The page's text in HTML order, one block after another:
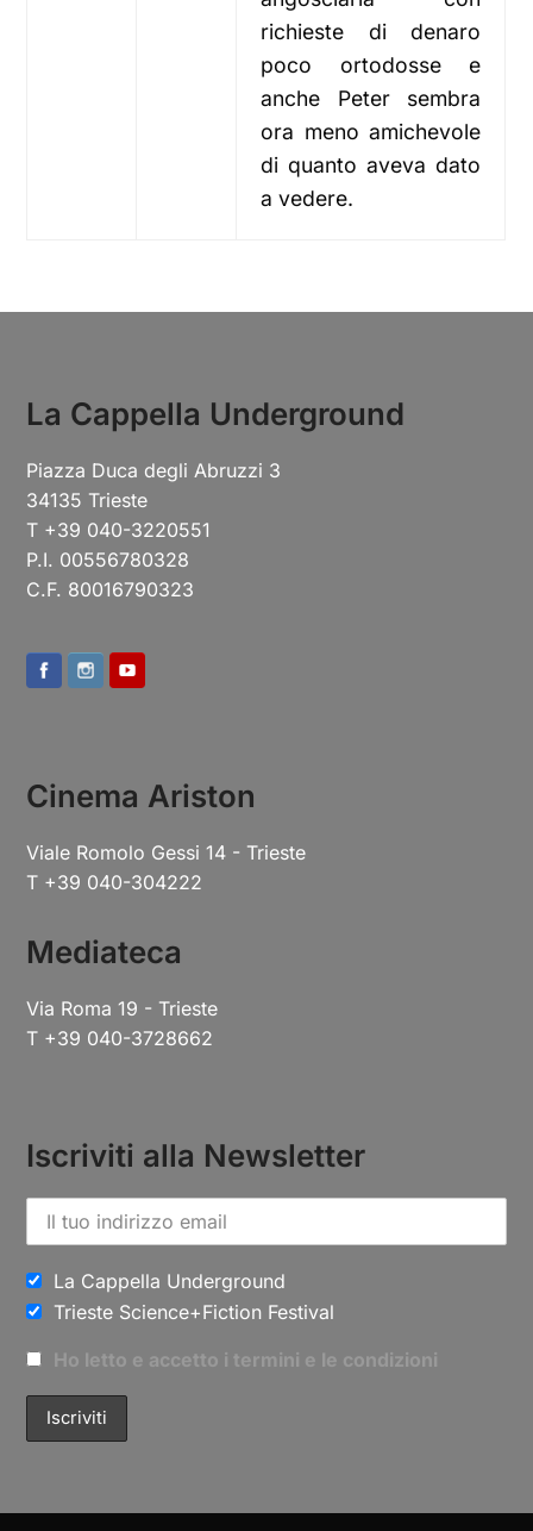
richieste di denaro
poco ortodosse e
anche Peter sembra
ora meno amichevole
di quanto aveva dato
a vedere.
La Cappella Underground
Piazza Duca degli Abruzzi 3
34135 Trieste
T +39 040-3220551
P.I. 00556780328
C.F. 80016790323
Cinema Ariston
Viale Romolo Gessi 14 - Trieste
T +39 040-304222
Mediateca
Via Roma 19 - Trieste
T +39 040-3728662
Iscriviti alla Newsletter
La Cappella Underground
Trieste Science+Fiction Festival
Ho letto e accetto i termini e le condizioni